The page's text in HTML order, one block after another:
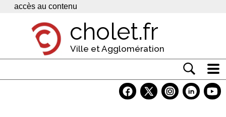
Panneau de gestion des cookies
accès au contenu
cholet.fr
Ville et Agglomération